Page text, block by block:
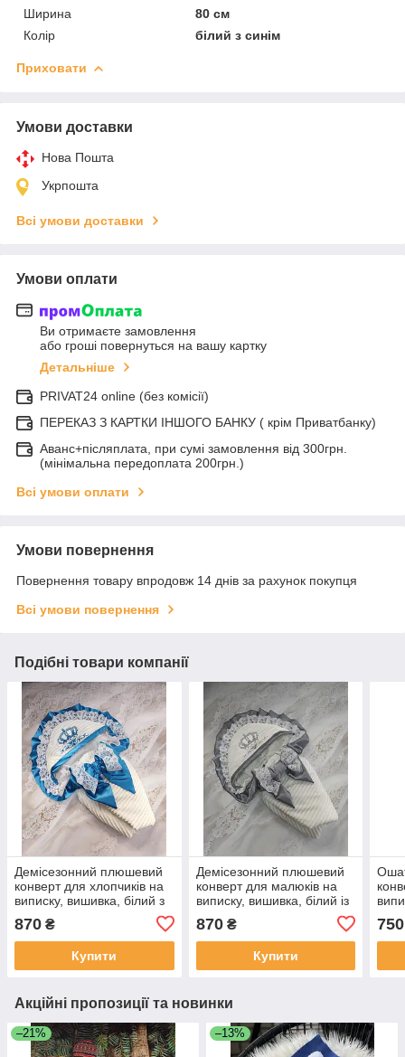
Ширина
80 см
Колір
білий з синім
Приховати
Умови доставки
Нова Пошта
Укрпошта
Всі умови доставки
Умови оплати
Ви отримаєте замовлення
або гроші повернуться на вашу картку
Детальніше
PRIVAT24 online (без комісії)
ПЕРЕКАЗ З КАРТКИ ІНШОГО БАНКУ ( крім Приватбанку)
Аванс+післяплата, при сумі замовлення від 300грн.
(мінімальна передоплата 200грн.)
Всі умови оплати
Умови повернення
Повернення товару впродовж 14 днів за рахунок покупця
Всі умови повернення
Подібні товари компанії
Демісезонний плюшевий
конверт для хлопчиків на
виписку, вишивка, білий з
870 ₴
Купити
Демісезонний плюшевий
конверт для малюків на
виписку, вишивка, білий із
870₴
Купити
750
Акційні пропозиції та новинки
–21% –13%